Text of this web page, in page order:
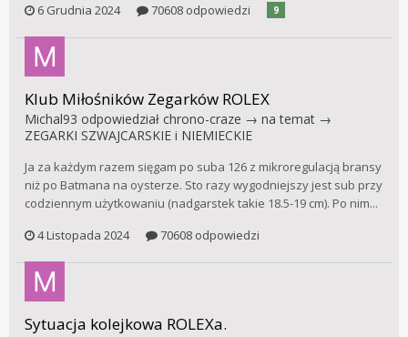
6 Grudnia 2024
70608 odpowiedzi 9
Klub Miłośników Zegarków ROLEX
Michal93 odpowiedział chrono-craze → na temat →
ZEGARKI SZWAJCARSKIE i NIEMIECKIE
Ja za każdym razem sięgam po suba 126 z mikroregulacją bransy
niż po Batmana na oysterze. Sto razy wygodniejszy jest sub przy
codziennym użytkowaniu (nadgarstek takie 18.5-19 cm). Po nim...
4 Listopada 2024
70608 odpowiedzi
Sytuacja kolejkowa ROLEXa.